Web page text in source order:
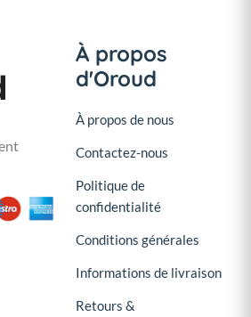
À propos
d'Oroud
À propos de nous
Contactez-nous
Politique de
confidentialité
Conditions générales
Informations de livraison
Retours &